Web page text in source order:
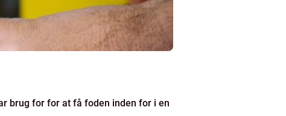
brug for for at få foden inden for i en